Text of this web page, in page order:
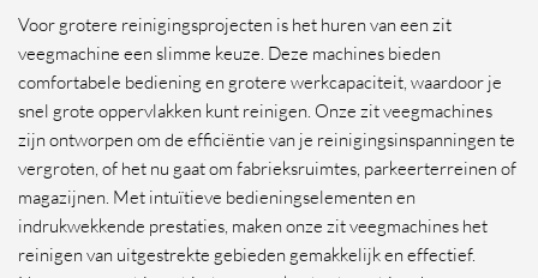
Voor grotere reinigingsprojecten is het huren van een zit
veegmachine een slimme keuze. Deze machines bieden
comfortabele bediening en grotere werkcapaciteit, waardoor je
snel grote oppervlakken kunt reinigen. Onze zit veegmachines
zijn ontworpen om de efficiëntie van je reinigingsinspanningen te
vergroten, of het nu gaat om fabrieksruimtes, parkeerterreinen of
magazijnen. Met intuïtieve bedieningselementen en
indrukwekkende prestaties, maken onze zit veegmachines het
reinigen van uitgestrekte gebieden gemakkelijk en effectief.